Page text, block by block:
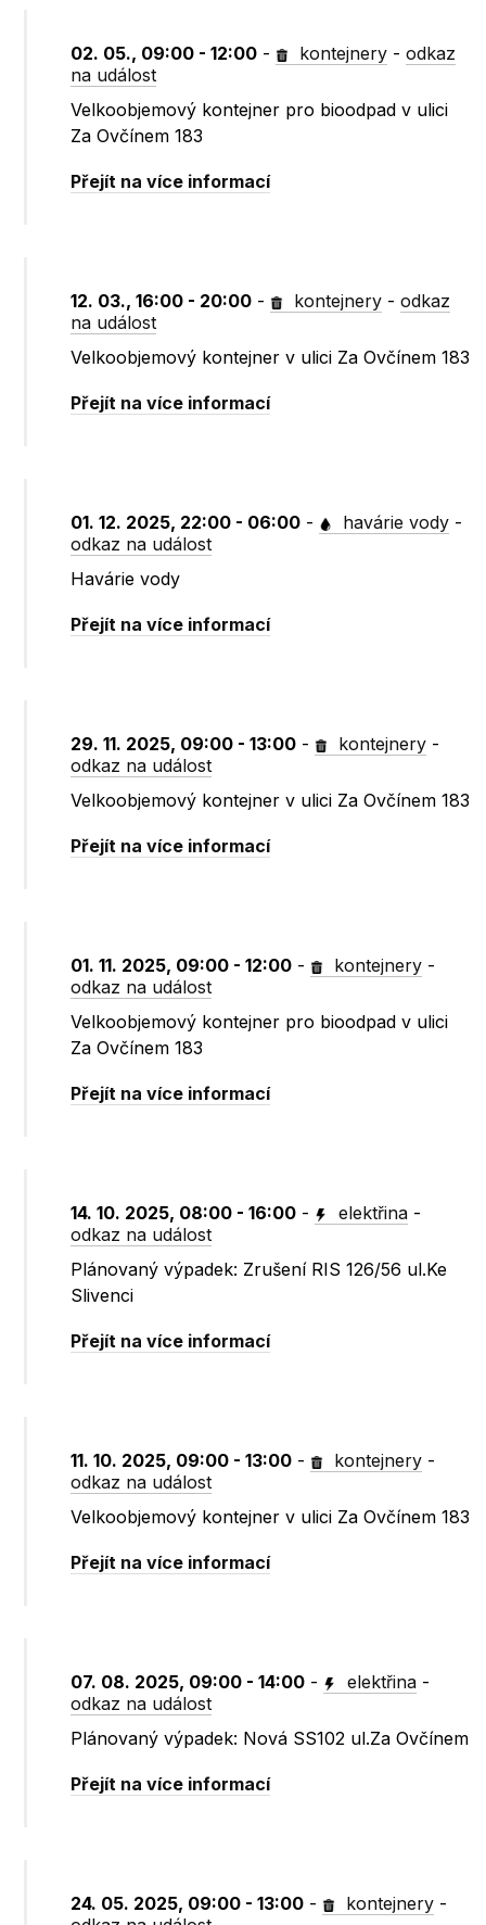
02. 05., 09:00 - 12:00 - kontejnery -odkaz
na událost
Velkoobjemový kontejner pro bioodpad v ulici
Za Ovčínem 183
Přejít na více informací
12. 03., 16:00 - 20:00 - kontejnery -odkaz
na událost
Velkoobjemový kontejner v ulici Za Ovčínem 183
Přejít na více informací
01. 12. 2025, 22:00 - 06:00 - havárie vody -
odkaz na událost
Havárie vody
Přejít na více informací
29. 11. 2025, 09:00 - 13:00 - kontejnery -
odkaz na událost
Velkoobjemový kontejner v ulici Za Ovčínem 183
Přejít na více informací
01. 11. 2025, 09:00 - 12:00 - kontejnery -
odkaz na událost
Velkoobjemový kontejner pro bioodpad v ulici
Za Ovčínem 183
Přejít na více informací
14. 10. 2025, 08:00 - 16:00 - elektřina -
odkaz na událost
Plánovaný výpadek: Zrušení RIS 126/56 ul.Ke
Slivenci
Přejít na více informací
11. 10. 2025, 09:00 - 13:00 - kontejnery -
odkaz na událost
Velkoobjemový kontejner v ulici Za Ovčínem 183
Přejít na více informací
07. 08. 2025, 09:00 - 14:00 - elektřina -
odkaz na událost
Plánovaný výpadek: Nová SS102 ul.Za Ovčínem
Přejít na více informací
24. 05. 2025, 09:00 - 13:00 - kontejnery -